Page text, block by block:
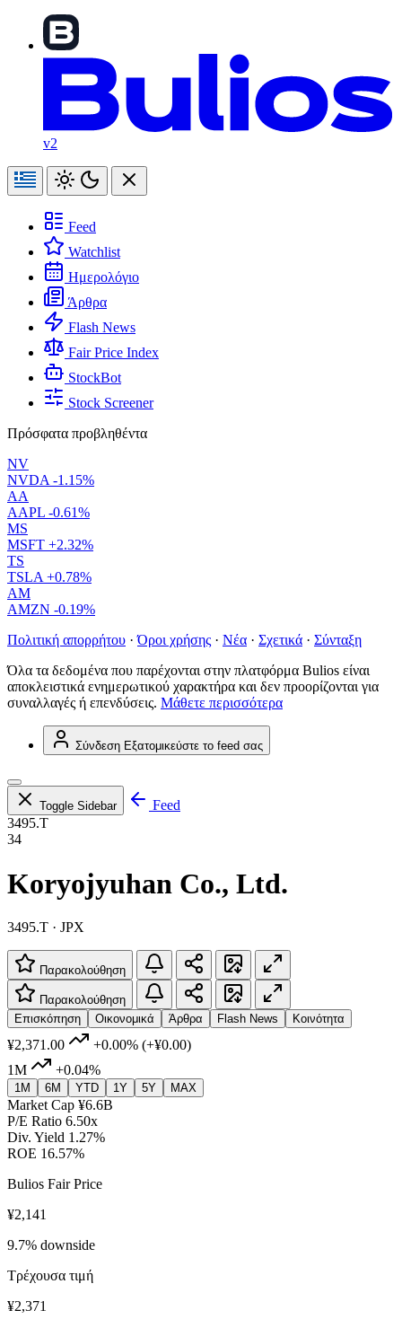
v2
Feed
Watchlist
Ημερολόγιο
Άρθρα
Flash News
Fair Price Index
StockBot
Stock Screener
Πρόσφατα προβληθέντα
NV
NVDA -1.15%
AA
AAPL -0.61%
MS
MSFT +2.32%
TS
TSLA +0.78%
AM
AMZN -0.19%
Πολιτική απορρήτου · Όροι χρήσης · Νέα · Σχετικά · Σύνταξη
Όλα τα δεδομένα που παρέχονται στην πλατφόρμα Bulios είναι
αποκλειστικά ενημερωτικού χαρακτήρα και δεν προορίζονται για
συναλλαγές ή επενδύσεις. Μάθετε περισσότερα
Σύνδεση Εξατομικεύστε το feed σας
Toggle Sidebar
Feed
3495.T
34
Koryojyuhan Co., Ltd.
3495.T · JPX
Παρακολούθηση
Παρακολούθηση
Επισκόπηση
Οικονομικά Άρθρα Flash News Κοινότητα
¥2,371.00 +0.00% (+¥0.00)
1M
+0.04%
1M 6M YTD 1Y 5Y MAX
Market Cap ¥6.6B
P/E Ratio 6.50x
Div. Yield 1.27%
ROE 16.57%
Bulios Fair Price
¥2,141
9.7% downside
Τρέχουσα τιμή
¥2,371